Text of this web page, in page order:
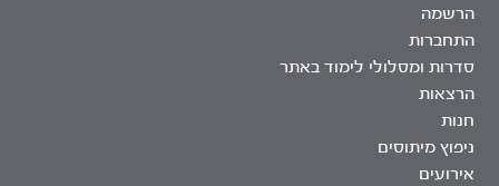
הרשמה
התחברות
סדרות ומסלולי לימוד באתר
הרצאות
חנות
ניפוץ מיתוסים
אירועים